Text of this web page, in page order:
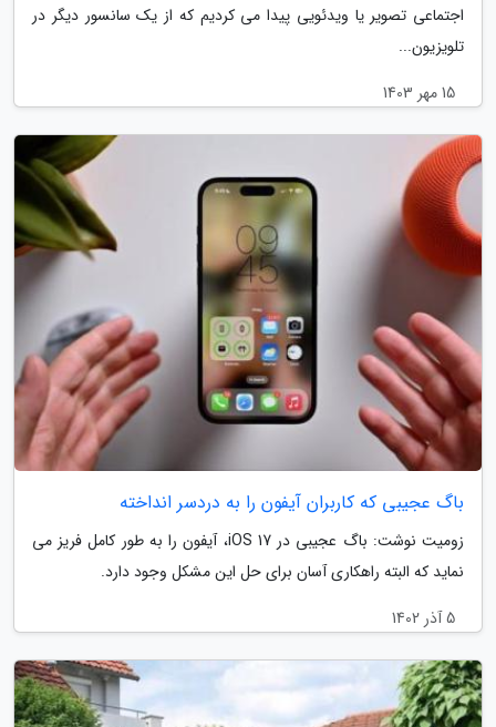
اجتماعی تصویر یا ویدئویی پیدا می کردیم که از یک سانسور دیگر در
تلویزیون...
15 مهر 1403
باگ عجیبی که کاربران آیفون را به دردسر انداخته
زومیت نوشت: باگ عجیبی در iOS 17، آیفون را به طور کامل فریز می
نماید که البته راهکاری آسان برای حل این مشکل وجود دارد.
5 آذر 1402